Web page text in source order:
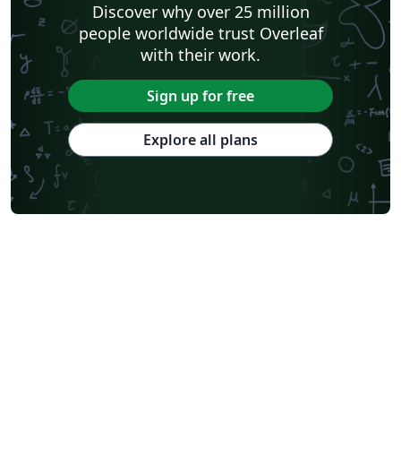
Discover why over 25 million
people worldwide trust Overleaf
with their work.
Sign up for free
Explore all plans